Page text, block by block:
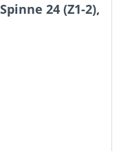
24 (Z1-2),